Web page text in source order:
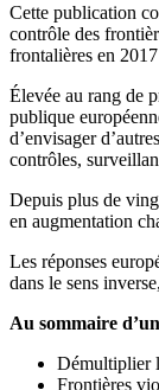
Cette publication
contrôle des
frontalières en
Élevée au rang de
publique
d’envisager
contrôles,
Depuis plus de
en augmentation
Les réponses
dans le sens
Au sommaire
Démultiplier
Frontières